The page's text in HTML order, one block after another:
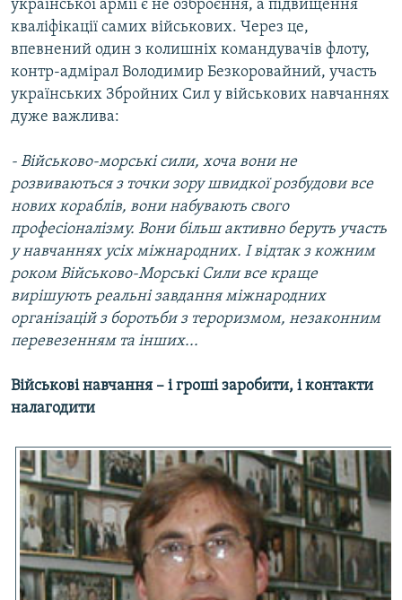
української армії є не озброєння, а підвищення
кваліфікації самих військових. Через це,
впевнений один з колишніх командувачів флоту,
контр-адмірал Володимир Безкоровайний, участь
українських Збройних Сил у військових навчаннях
дуже важлива:
- Військово-морські сили, хоча вони не
розвиваються з точки зору швидкої розбудови все
нових кораблів, вони набувають свого
професіоналізму. Вони більш активно беруть участь
у навчаннях усіх міжнародних. І відтак з кожним
роком Військово-Морські Сили все краще
вирішують реальні завдання міжнародних
організацій з боротьби з тероризмом, незаконним
перевезенням та інших...
Військові навчання – і гроші заробити, і контакти
налагодити